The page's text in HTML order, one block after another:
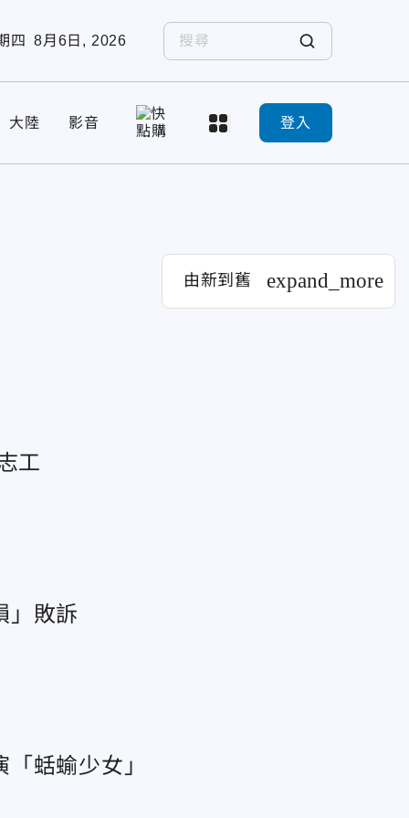
四 8月6日, 2026
大陸 影音 登入
由新到舊 expand_more
工
」敗訴
蛞蝓少女」